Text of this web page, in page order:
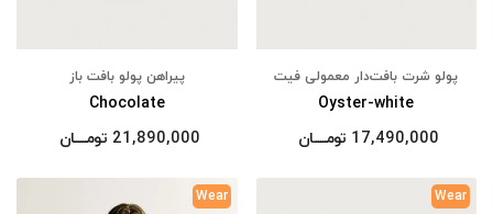
پولو شرت بافت‌دار معمولی فیت
Oyster-white
17,490,000 تومــــــان
پیراهن پولو بافت باز
Chocolate
21,890,000 تومــــــان
Wear
Wear